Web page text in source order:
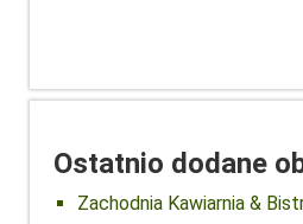
Ostatnio dodane
Zachodnia Kawiarnia &